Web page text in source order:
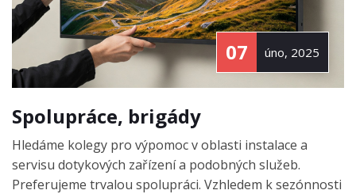
07 úno, 2025
Spolupráce, brigády
Hledáme kolegy pro výpomoc v oblasti instalace a
servisu dotykových zařízení a podobných služeb.
Preferujeme trvalou spolupráci. Vzhledem k sezónnosti